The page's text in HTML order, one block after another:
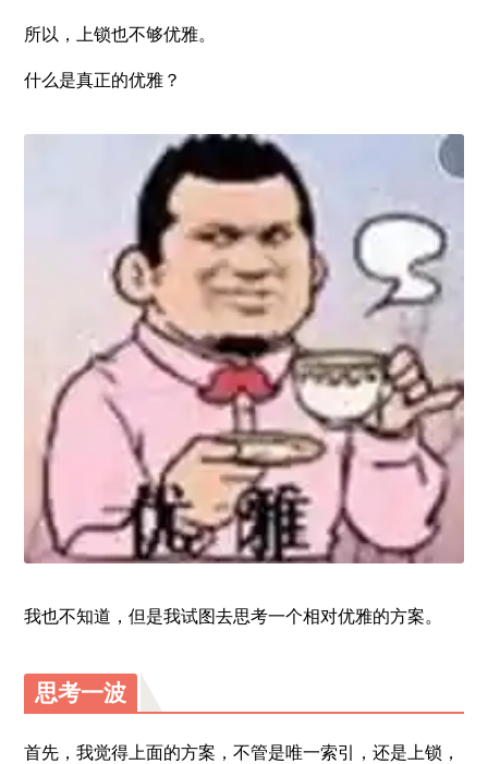
所以，上锁也不够优雅。
什么是真正的优雅？
我也不知道，但是我试图去思考一个相对优雅的方案。
思考一波
首先，我觉得上面的方案，不管是唯一索引，还是上锁，